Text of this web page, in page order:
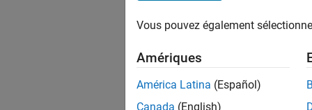
d'offre
Les
Vous pouvez également
Amériques
América Latina (Español)
Canada (English)